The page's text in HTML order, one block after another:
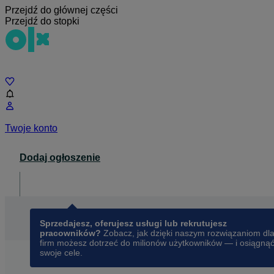
Przejdź do głównej części
Przejdź do stopki
Twoje konto
Dodaj ogłoszenie
Sprzedajesz, oferujesz usługi lub rekrutujesz
pracowników? Zobacz, jak dzięki naszym rozwiązaniom dla
firm możesz dotrzeć do milionów użytkowników — i osiągnąć
swoje cele.